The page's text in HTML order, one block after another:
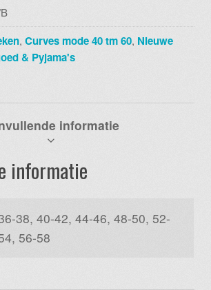
,Curves mode 40 tm 60, Nieuwe
& Pyjama's
informatie
informatie
38, 40-42, 44-46, 48-50, 52-
56-58